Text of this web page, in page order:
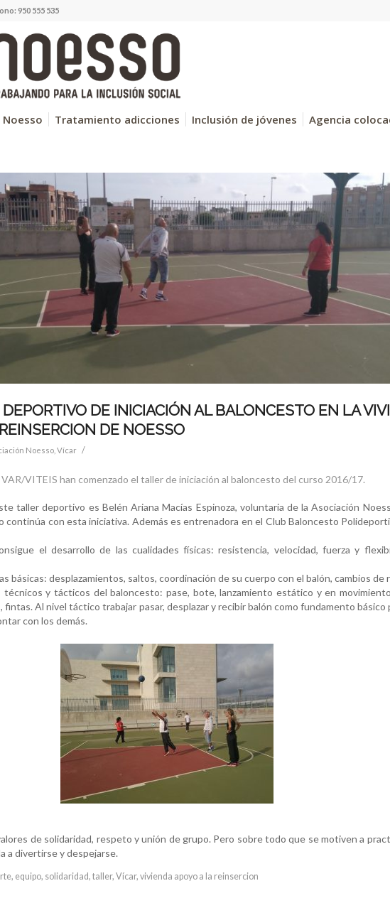
950 555 535
Noesso Tratamiento adicciones Inclusión de jóvenes Agencia
DE INICIACIÓN AL BALONCESTO EN LA
DE NOESSO
Noesso Vícar /
VITEIS han comenzado el taller de iniciación al baloncesto del curso 2016/17.
taller deportivo es Belén Ariana Macías Espinoza, voluntaria de la Asociación
continúa con esta iniciativa. Además es entrenadora en el Club Baloncesto
el desarrollo de las cualidades físicas: resistencia, velocidad, fuerza y
básicas: desplazamientos, saltos, coordinación de su cuerpo con el balón, cambios de
técnicos y tácticos del baloncesto: pase, bote, lanzamiento estático y en
fintas. Al nivel táctico trabajar pasar, desplazar y recibir balón como fundamento básico
con los demás.
de solidaridad, respeto y unión de grupo. Pero sobre todo que se motiven a
a divertirse y despejarse.
, equipo, solidaridad, taller, Vícar, vivienda apoyo a la reinsercion